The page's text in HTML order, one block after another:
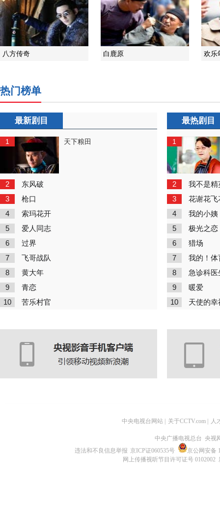
八方传奇 白鹿原 欢乐
热门榜单
最新剧目
1 天下粮田
2 东风破
3 枪口
4 索玛花开
5 爱人同志
6 过界
7 飞哥战队
8 黄大年
9 青恋
10 苦乐村官
最热剧目
1
2 我不是精
3 花谢花飞
4 我的小姨
5 极光之恋
6 猎场
7 我的！体
8 急诊科医
9 暖爱
10 天使的幸
中央电视台网站 关于CCTV.com 人
中央广播电视总台 央视
违法和不良信息举报 京ICP证060535号
京公网安备
网上传播视听节目许可证号 0102002